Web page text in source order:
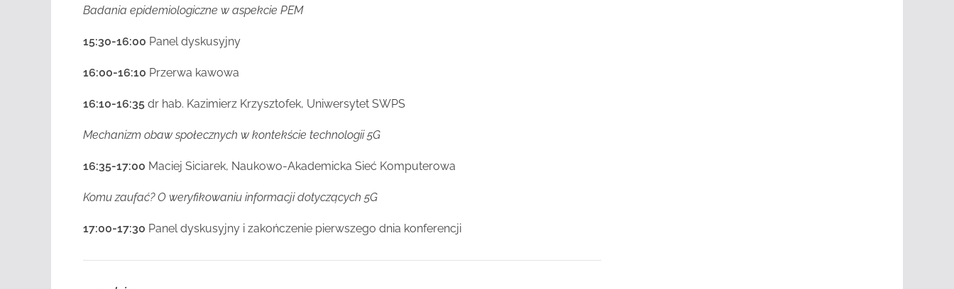
Badania epidemiologiczne w aspekcie PEM
15:30-16:00 Panel dyskusyjny
16:00-16:10 Przerwa kawowa
16:10-16:35 dr hab. Kazimierz Krzysztofek, Uniwersytet SWPS
Mechanizm obaw społecznych w kontekście technologii 5G
16:35-17:00 Maciej Siciarek, Naukowo-Akademicka Sieć Komputerowa
Komu zaufać? O weryfikowaniu informacji dotyczących 5G
17:00-17:30 Panel dyskusyjny i zakończenie pierwszego dnia konferencji